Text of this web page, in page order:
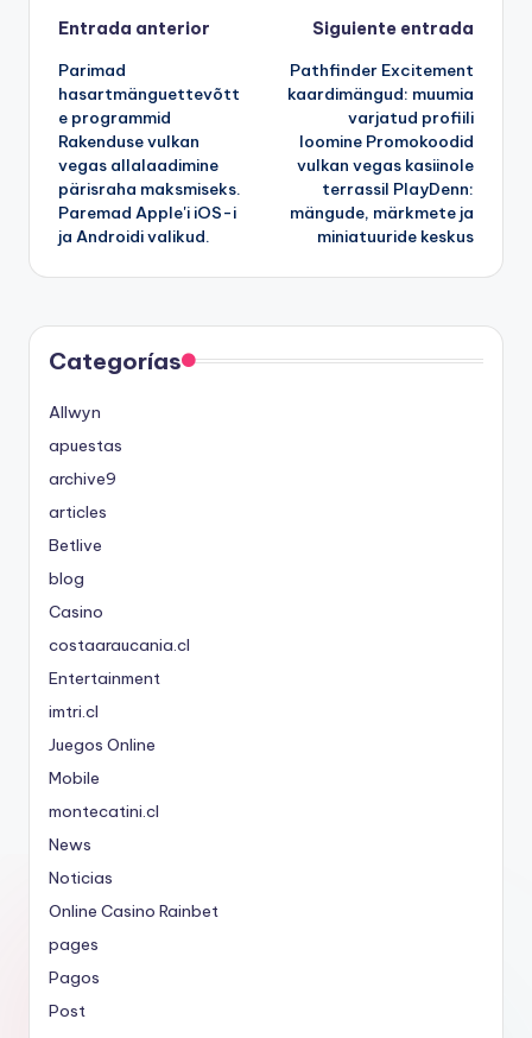
Navegación
de
entradas
Entrada anterior
Parimad
hasartmänguettevõtt
e programmid
Rakenduse vulkan
vegas allalaadimine
pärisraha maksmiseks.
Paremad Apple'i iOS-i
ja Androidi valikud.
Siguiente entrada
Pathfinder Excitement
kaardimängud: muumia
varjatud profiili
loomine Promokoodid
vulkan vegas kasiinole
terrassil PlayDenn:
mängude, märkmete ja
miniatuuride keskus
Categorías
Allwyn
apuestas
archive9
articles
Betlive
blog
Casino
costaaraucania.cl
Entertainment
imtri.cl
Juegos Online
Mobile
montecatini.cl
News
Noticias
Online Casino Rainbet
pages
Pagos
Post